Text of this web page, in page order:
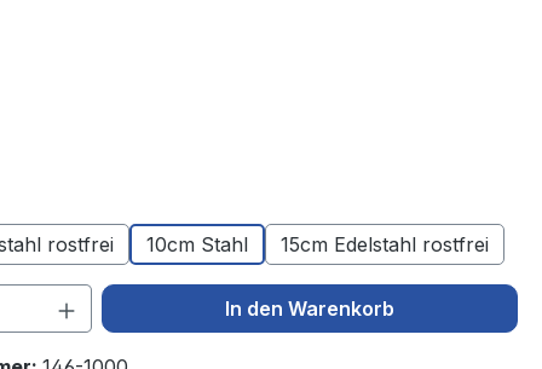
rostfrei
10cm Stahl 15cm Edelstahl rostfrei
Anzahl: Gib den gewünschten Wert
In den Warenkorb